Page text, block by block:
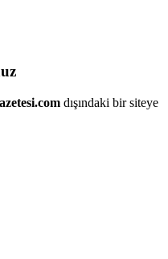
dışındaki bir siteye